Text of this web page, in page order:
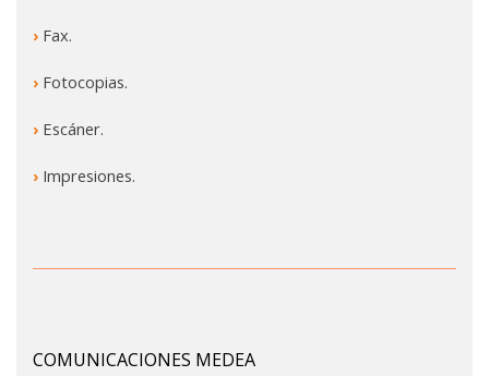
› Fax.
› Fotocopias.
› Escáner.
› Impresiones.
COMUNICACIONES MEDEA